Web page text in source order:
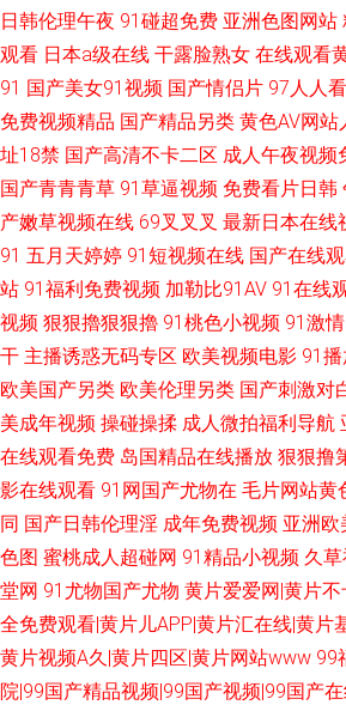
日韩伦理午夜 91碰超免费 亚洲色图网站
观看 日本a级在线 干露脸熟女 在线观看
91 国产美女91视频 国产情侣片 97人人看
免费视频精品 国产精品另类 黄色AV网站
址18禁 国产高清不卡二区 成人午夜视频
国产青青青草 91草逼视频 免费看片日韩
产嫩草视频在线 69叉叉叉 最新日本在线
91 五月天婷婷 91短视频在线 国产在线
站 91福利免费视频 加勒比91AV 91在线
视频 狠狠擼狠狠擼 91桃色小视频 91激情
干 主播诱惑无码专区 欧美视频电影 91
欧美国产另类 欧美伦理另类 国产刺激对
美成年视频 操碰操揉 成人微拍福利导航
在线观看免费 岛国精品在线播放 狠狠撸
影在线观看 91网国产尤物在 毛片网站黄
同 国产日韩伦理淫 成年免费视频 亚洲欧
色图 蜜桃成人超碰网 91精品小视频 久
堂网 91尤物国产尤物 黄片爱爱网|黄片
全免费观看|黄片儿APP|黄片汇在线|黄片
黄片视频A久|黄片四区|黄片网站www 99
院|99国产精品视频|99国产视频|99国产